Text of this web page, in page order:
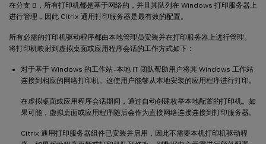
在分支 B，所有打印机都是基于网络的，并且其队列在 Windows 打印服务器上
进行管理，因此 Citrix 通用打印服务器是最有效的配置。
所有必需的打印机驱动程序都由本地管理员安装并在打印服务器上进行管理。
将打印机映射到虚拟桌面或应用程序会话的工作方式如下：
对于基于 Windows 的工作站 - 本地 IT 团队帮助用户将其 Windows 工作站
连接到相应的网络打印机。这使用户能够从本地安装的应用程序进行打印。
在虚拟桌面或应用程序会话期间，通过自动创建枚举本地配置的打印机。如
果可能，虚拟桌面或应用程序随后会作为直接网络连接连接到打印服务器。
Citrix 通用打印服务器组件已安装并启用，因此不需要本机打印机驱动程